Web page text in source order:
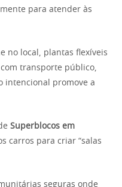
para atender às
no local, plantas flexíveis
transporte público,
intencional promove a
Superblocos em
carros para criar “salas
seguras onde